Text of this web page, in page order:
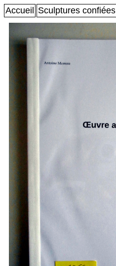
Accueil Sculptures confiées